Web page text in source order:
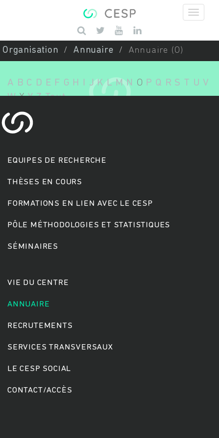
Saisissez vos mots-clés
Organisation Annuaire Annuaire (O)
A B C D E F G H J K L M N O P Q R S T U V
W X Y Z Tout
EQUIPES DE RECHERCHE
THÈSES EN COURS
FORMATIONS EN LIEN AVEC LE CESP
PÔLE MÉTHODOLOGIES ET STATISTIQUES
SÉMINAIRES
VIE DU CENTRE
ANNUAIRE
RECRUTEMENTS
SERVICES TRANSVERSAUX
LE CESP SOCIAL
CONTACT/ACCÈS